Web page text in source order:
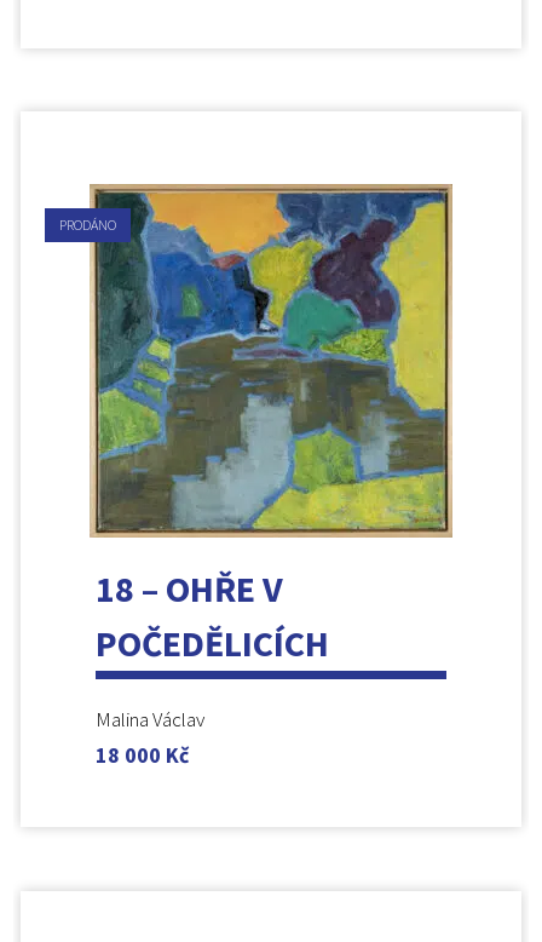
PRODÁNO
18 – OHŘE V
POČEDĚLICÍCH
Malina Václav
18 000 Kč